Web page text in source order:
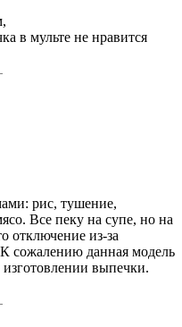
в мульте не нравится
рис, тушение,
Все пеку на супе, но на
отключение из-за
сожалению данная модель
выпечки.